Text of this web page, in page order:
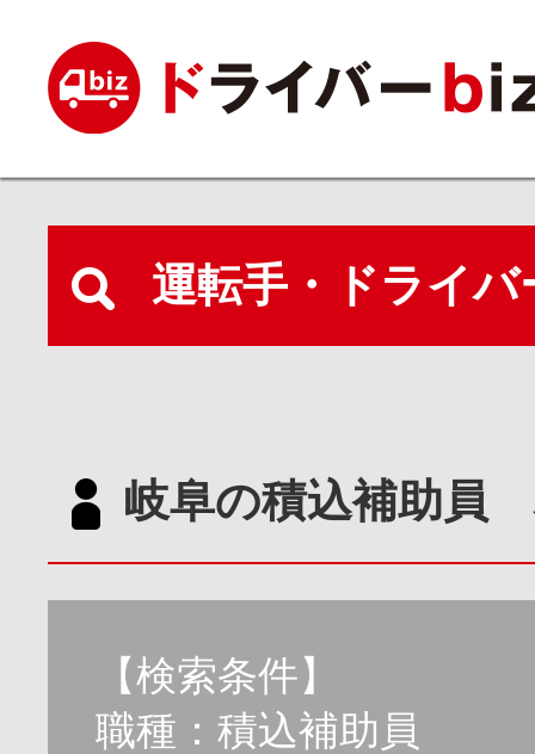
運転手・ドライ
岐阜の積込補助員
【検索条件】
職種：積込補助員